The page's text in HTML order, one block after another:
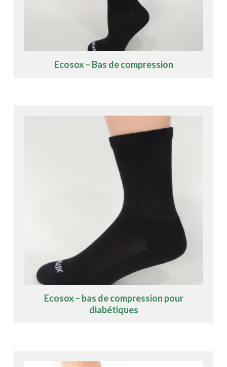
Ecosox – Bas de compression
Ecosox – bas de compression pour
diabétiques